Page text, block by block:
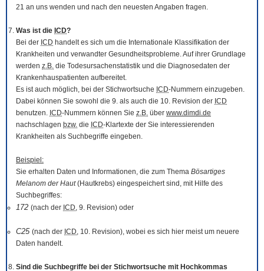
21 an uns wenden und nach den neuesten Angaben fragen.
Was ist die ICD?
Bei der ICD handelt es sich um die Internationale Klassifikation der
Krankheiten und verwandter Gesundheitsprobleme. Auf ihrer Grundlage
werden z.B. die Todesursachenstatistik und die Diagnosedaten der
Krankenhauspatienten aufbereitet.
Es ist auch möglich, bei der Stichwortsuche ICD-Nummern einzugeben.
Dabei können Sie sowohl die 9. als auch die 10. Revision der ICD
benutzen. ICD-Nummern können Sie z.B. über www.dimdi.de
nachschlagen bzw. die ICD-Klartexte der Sie interessierenden
Krankheiten als Suchbegriffe eingeben.
Beispiel:
Sie erhalten Daten und Informationen, die zum Thema Bösartiges
Melanom der Haut(Hautkrebs) eingespeichert sind, mit Hilfe des
Suchbegriffes:
172 (nach der ICD, 9. Revision) oder
C25 (nach der ICD, 10. Revision), wobei es sich hier meist um neuere
Daten handelt.
Sind die Suchbegriffe bei der Stichwortsuche mit Hochkommas